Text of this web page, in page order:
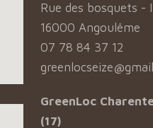
Rue des bosquets -
16000 Angoulême
07 78 84 37 12
GreenLoc
(17)